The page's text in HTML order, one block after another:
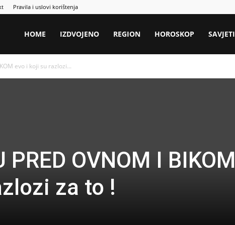
Pravila i uslovi korištenja
HOME IZDVOJENO REGION HOROSKOP SAVJETI
evo i koji su razlozi...
PRED OVNOM I BIKOM
za to !